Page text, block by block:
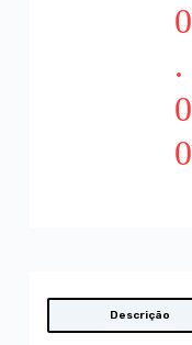
0
.
0
0
Descrição